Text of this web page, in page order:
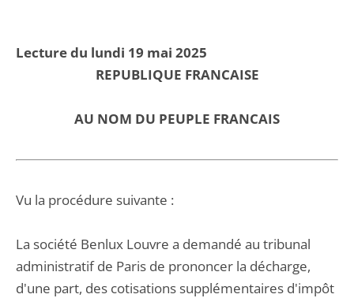
Lecture du lundi 19 mai 2025
REPUBLIQUE FRANCAISE
AU NOM DU PEUPLE FRANCAIS
Vu la procédure suivante :
La société Benlux Louvre a demandé au tribunal
administratif de Paris de prononcer la décharge,
d'une part, des cotisations supplémentaires d'impôt